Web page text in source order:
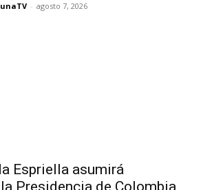
- agosto 7, 2026
Espriella asumirá
Presidencia de Colombia